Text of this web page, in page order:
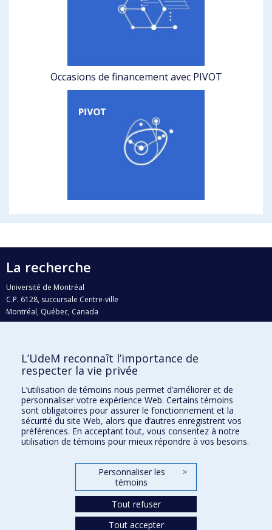
Occasions de financement avec PIVOT
La recherche
Université de Montréal
C.P. 6128, succursale Centre-ville
Montréal, Québec, Canada
H3C 3J7
Qui fait quoi?
Nous trouver
Plan du site
Accessibilité
L’UdeM reconnaît l’importance de
respecter la vie privée
L’utilisation de témoins nous permet d’améliorer et de
personnaliser votre expérience Web. Certains témoins
sont obligatoires pour assurer le fonctionnement et la
sécurité du site Web, alors que d’autres enregistrent vos
préférences. En acceptant tout, vous consentez à notre
utilisation de témoins pour mieux répondre à vos besoins.
Personnaliser les
témoins
>
Tout refuser
Tout accepter